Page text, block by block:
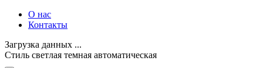
О нас
Контакты
Загрузка данных ...
Стиль светлая темная автоматическая